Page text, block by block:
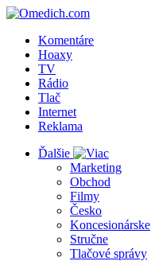
Komentáre
Hoaxy
TV
Rádio
Tlač
Internet
Reklama
Ďalšie
Marketing
Obchod
Filmy
Česko
Koncesionárske
Stručne
Tlačové správy